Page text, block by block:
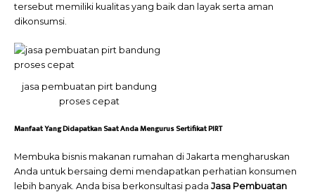
tersebut memiliki kualitas yang baik dan layak serta aman
dikonsumsi.
jasa pembuatan pirt bandung
proses cepat
Manfaat Yang Didapatkan Saat Anda Mengurus Sertifikat PIRT
Membuka bisnis makanan rumahan di Jakarta mengharuskan
Anda untuk bersaing demi mendapatkan perhatian konsumen
lebih banyak. Anda bisa berkonsultasi pada Jasa Pembuatan